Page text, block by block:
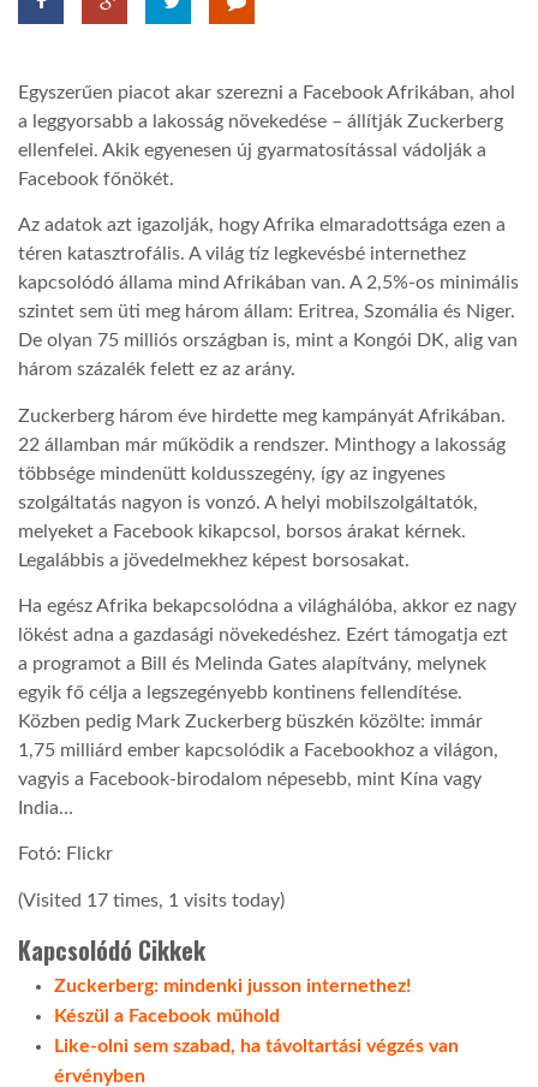
AFRIKA TUDÁSTÁR
A NAP SZÉPE
LINKTR.EE
GLOBOZSARU
DOBRAVERO.HU
LATIMO.HU
GLOBOBOOK
Egyszerűen piacot akar szerezni a Facebook Afrikában, ahol
a leggyorsabb a lakosság növekedése – állítják Zuckerberg
ellenfelei. Akik egyenesen új gyarmatosítással vádolják a
Facebook főnökét.
Az adatok azt igazolják, hogy Afrika elmaradottsága ezen a
téren katasztrofális. A világ tíz legkevésbé internethez
kapcsolódó állama mind Afrikában van. A 2,5%-os minimális
szintet sem üti meg három állam: Eritrea, Szomália és Niger.
De olyan 75 milliós országban is, mint a Kongói DK, alig van
három százalék felett ez az arány.
Zuckerberg három éve hirdette meg kampányát Afrikában.
22 államban már működik a rendszer. Minthogy a lakosság
többsége mindenütt koldusszegény, így az ingyenes
szolgáltatás nagyon is vonzó. A helyi mobilszolgáltatók,
melyeket a Facebook kikapcsol, borsos árakat kérnek.
Legalábbis a jövedelmekhez képest borsosakat.
Ha egész Afrika bekapcsolódna a világhálóba, akkor ez nagy
lökést adna a gazdasági növekedéshez. Ezért támogatja ezt
a programot a Bill és Melinda Gates alapítvány, melynek
egyik fő célja a legszegényebb kontinens fellendítése.
Közben pedig Mark Zuckerberg büszkén közölte: immár
1,75 milliárd ember kapcsolódik a Facebookhoz a világon,
vagyis a Facebook-birodalom népesebb, mint Kína vagy
India…
Fotó: Flickr
(Visited 17 times, 1 visits today)
Kapcsolódó Cikkek
Zuckerberg: mindenki jusson internethez!
Készül a Facebook műhold
Like-olni sem szabad, ha távoltartási végzés van
érvényben